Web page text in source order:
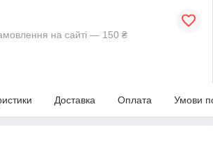
на сайті — 150 ₴
Доставка Оплата Умови